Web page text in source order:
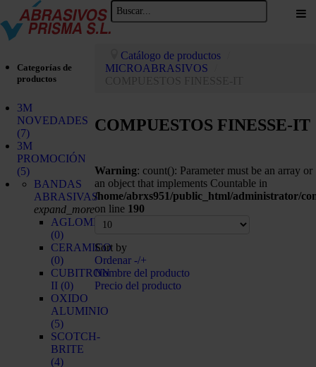
Categorías de
productos
3M
NOVEDADES
(7)
3M
PROMOCIÓN
(5)
BANDAS
ABRASIVAS
expand_more
AGLOMERADO
(0)
CERAMICO
(0)
CUBITRON
II (0)
OXIDO
ALUMINIO
(5)
SCOTCH-
BRITE
(4)
Catálogo de productos
MICROABRASIVOS
COMPUESTOS FINESSE-IT
COMPUESTOS FINESSE-IT
Warning: count(): Parameter must be an array or
an object that implements Countable in
/home/abrxs951/public_html/administrator/
on line 190
Sort by
Ordenar -/+
Nombre del producto
Precio del producto